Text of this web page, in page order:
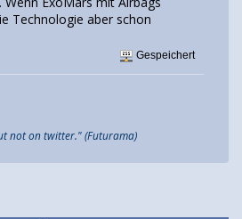
Technologie aber schon
Gespeichert
not on twitter." (Futurama)